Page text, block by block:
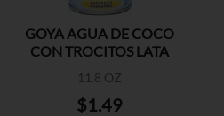
GOYA AGUA DE COCO
CON TROCITOS LATA
11.8 OZ
$1.49